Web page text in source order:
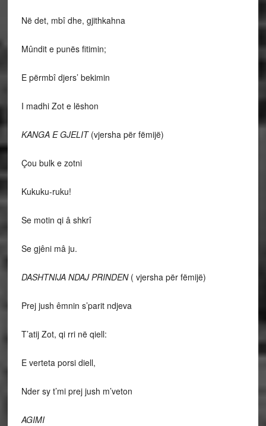
Në det, mbî dhe, gjithkahna
Mûndit e punës fitimin;
E përmbî djers’ bekimin
I madhi Zot e lëshon
KANGA E GJELIT(vjersha për fëmijë)
Çou bulk e zotni
Kukuku-ruku!
Se motin qi â shkrî
Se gjêni mâ ju.
DASHTNIJA NDAJ PRINDEN( vjersha për fëmijë)
Prej jush êmnin s’parit ndjeva
T’atij Zot, qi rri në qiell:
E verteta porsi diell,
Nder sy t’mi prej jush m’veton
AGIMI